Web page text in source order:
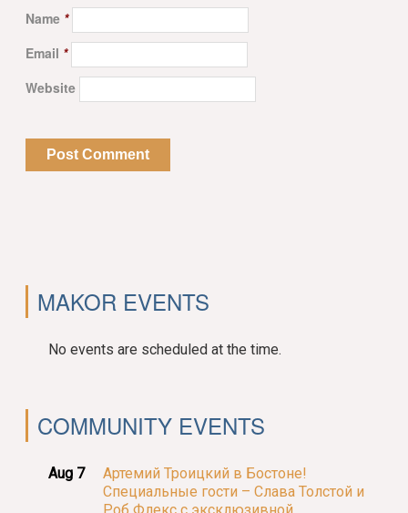
Name *
Email *
Website
MAKOR EVENTS
No events are scheduled at the time.
COMMUNITY EVENTS
Aug 7
Артемий Троицкий в Бостоне!
Специальные гости – Слава Толстой и